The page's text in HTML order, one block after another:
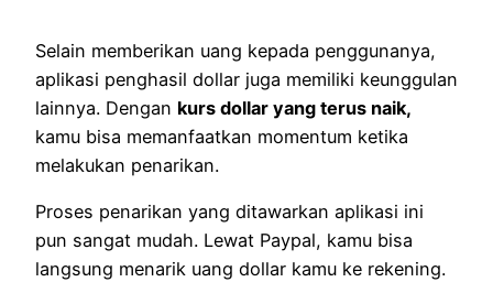
Selain memberikan uang kepada penggunanya,
aplikasi penghasil dollar juga memiliki keunggulan
lainnya. Dengan kurs dollar yang terus naik,
kamu bisa memanfaatkan momentum ketika
melakukan penarikan.
Proses penarikan yang ditawarkan aplikasi ini
pun sangat mudah. Lewat Paypal, kamu bisa
langsung menarik uang dollar kamu ke rekening.